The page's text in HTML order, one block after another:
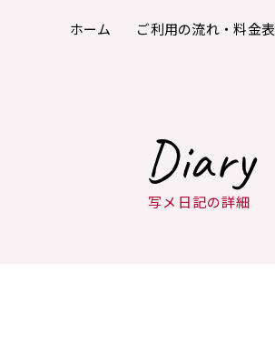
ホーム ご利用の流れ・料金表
Diary
写メ日記の詳細